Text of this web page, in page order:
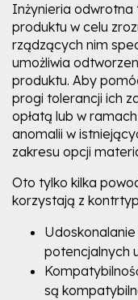
Inżynieria odwrotna
produktu w celu
rządzących nim
umożliwia
produktu. Aby
progi tolerancji ich
opłatą lub w
anomalii w
zakresu opcji
Oto tylko kilka
korzystają z
potencjalnych
są